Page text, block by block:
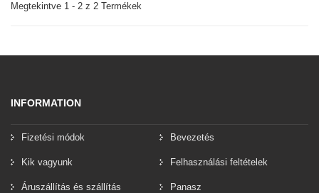
Megtekintve 1 - 2 z 2 Termékek
INFORMATION
Fizetési módok Bevezetés
Kik vagyunk Felhasználási feltételek
Áruszállítás és szállítás Panasz